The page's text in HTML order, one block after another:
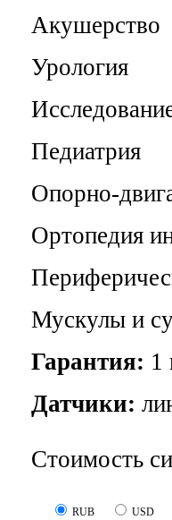
Акушерство
Урология
Педиатрия
Опорно-
Ортопедия
Мускулы и
Гарантия: 1
Датчики:
Стоимость
RUB USD